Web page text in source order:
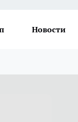
Новости